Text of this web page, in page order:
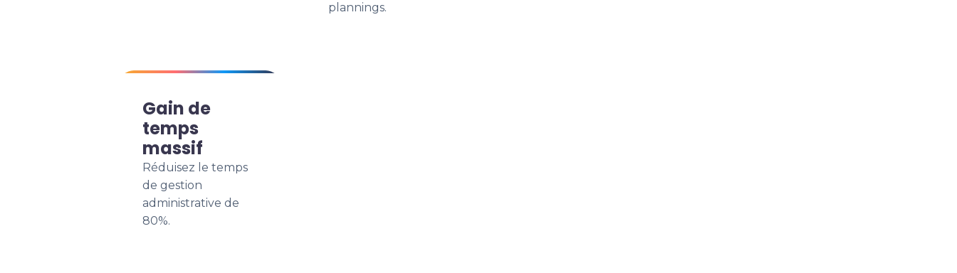
plannings.
Gain de
temps
massif
Réduisez le temps
de gestion
administrative de
80%.